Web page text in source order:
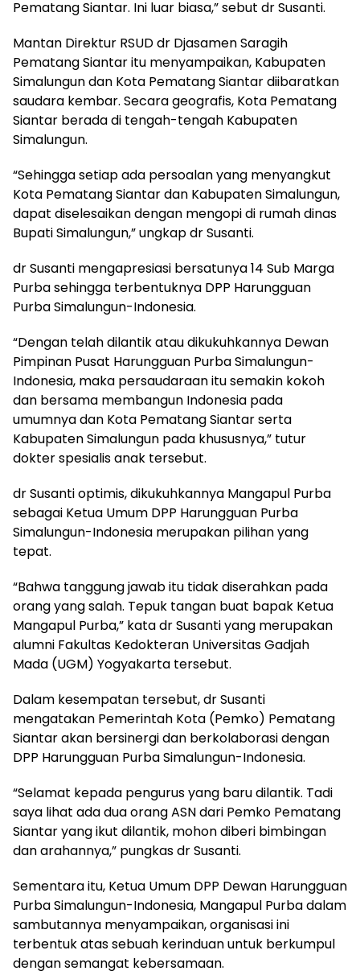
Pematang Siantar. Ini luar biasa,” sebut dr Susanti.
Mantan Direktur RSUD dr Djasamen Saragih
Pematang Siantar itu menyampaikan, Kabupaten
Simalungun dan Kota Pematang Siantar diibaratkan
saudara kembar. Secara geografis, Kota Pematang
Siantar berada di tengah-tengah Kabupaten
Simalungun.
“Sehingga setiap ada persoalan yang menyangkut
Kota Pematang Siantar dan Kabupaten Simalungun,
dapat diselesaikan dengan mengopi di rumah dinas
Bupati Simalungun,” ungkap dr Susanti.
dr Susanti mengapresiasi bersatunya 14 Sub Marga
Purba sehingga terbentuknya DPP Harungguan
Purba Simalungun-Indonesia.
“Dengan telah dilantik atau dikukuhkannya Dewan
Pimpinan Pusat Harungguan Purba Simalungun-
Indonesia, maka persaudaraan itu semakin kokoh
dan bersama membangun Indonesia pada
umumnya dan Kota Pematang Siantar serta
Kabupaten Simalungun pada khususnya,” tutur
dokter spesialis anak tersebut.
dr Susanti optimis, dikukuhkannya Mangapul Purba
sebagai Ketua Umum DPP Harungguan Purba
Simalungun-Indonesia merupakan pilihan yang
tepat.
“Bahwa tanggung jawab itu tidak diserahkan pada
orang yang salah. Tepuk tangan buat bapak Ketua
Mangapul Purba,” kata dr Susanti yang merupakan
alumni Fakultas Kedokteran Universitas Gadjah
Mada (UGM) Yogyakarta tersebut.
Dalam kesempatan tersebut, dr Susanti
mengatakan Pemerintah Kota (Pemko) Pematang
Siantar akan bersinergi dan berkolaborasi dengan
DPP Harungguan Purba Simalungun-Indonesia.
“Selamat kepada pengurus yang baru dilantik. Tadi
saya lihat ada dua orang ASN dari Pemko Pematang
Siantar yang ikut dilantik, mohon diberi bimbingan
dan arahannya,” pungkas dr Susanti.
Sementara itu, Ketua Umum DPP Dewan Harungguan
Purba Simalungun-Indonesia, Mangapul Purba dalam
sambutannya menyampaikan, organisasi ini
terbentuk atas sebuah kerinduan untuk berkumpul
dengan semangat kebersamaan.